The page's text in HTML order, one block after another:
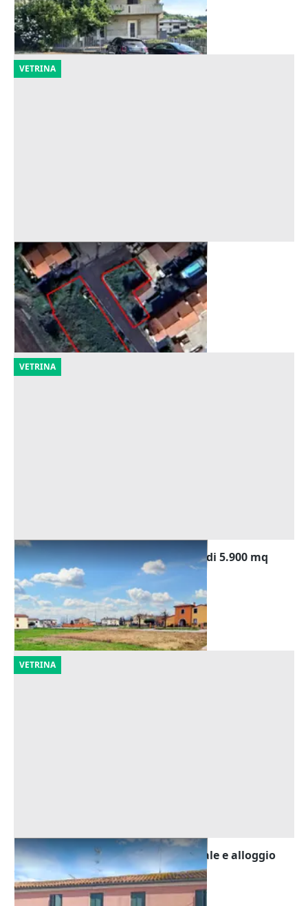
Barbarano Mossano (Vicenza)
22/10/2026
VETRINA
Asta Terreni edificabili residenziali
Casaleone (Verona)
Offerta minima
7.100 €
30/09/2026
VETRINA
Asta Terreni edificabili residenziali di 5.900 mq
Castegnero (Vicenza)
Offerta minima
85.000 €
16/11/2026
VETRINA
Asta Quota 1/6 di locale commerciale e alloggio
Offerta minima
8.205 €